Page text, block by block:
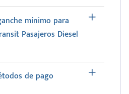
mínimo para
Pasajeros Diesel
de pago